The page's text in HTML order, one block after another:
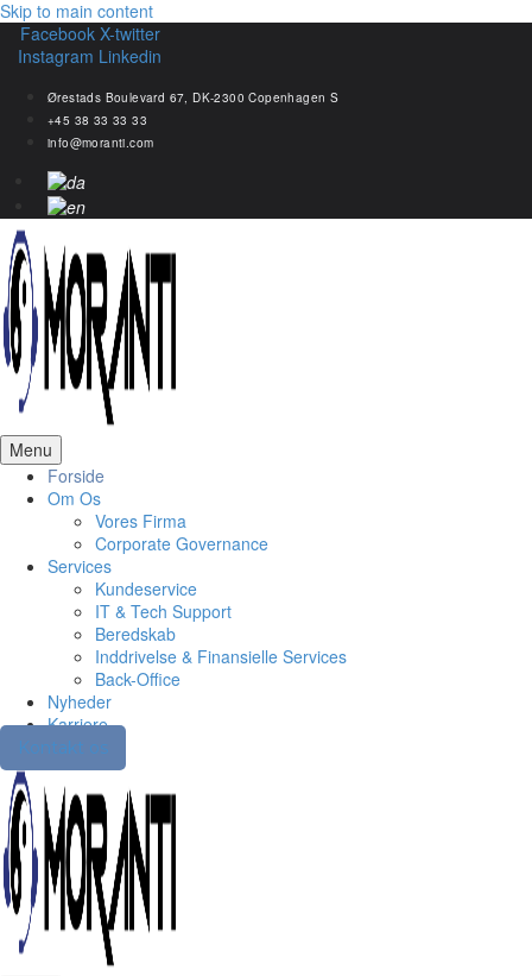
Skip to main content
Facebook X-twitter
Instagram Linkedin
Ørestads Boulevard 67, DK-2300 Copenhagen S
+45 38 33 33 33
info@moranti.com
Menu
Forside
Om Os
Vores Firma
Corporate Governance
Services
Kundeservice
IT & Tech Support
Beredskab
Inddrivelse & Finansielle Services
Back-Office
Nyheder
Karriere
Kontakt os